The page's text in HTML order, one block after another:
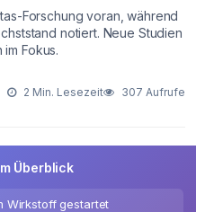
Forschung voran, während
notiert. Neue Studien
Fokus.
2 Min. Lesezeit 307 Aufrufe
Überblick
Wirkstoff gestartet